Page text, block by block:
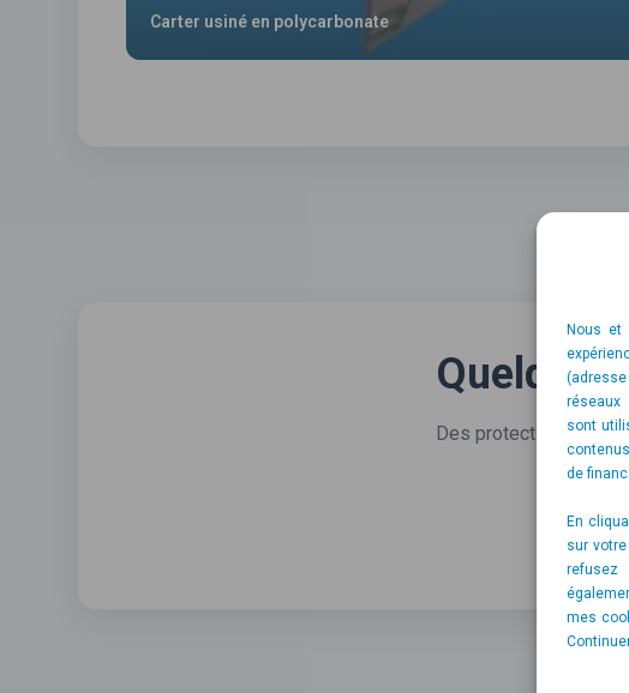
Carter usiné en polycarbonate
Des protections
Nous et
réseaux
sont
de
En
sur
refusez
mes